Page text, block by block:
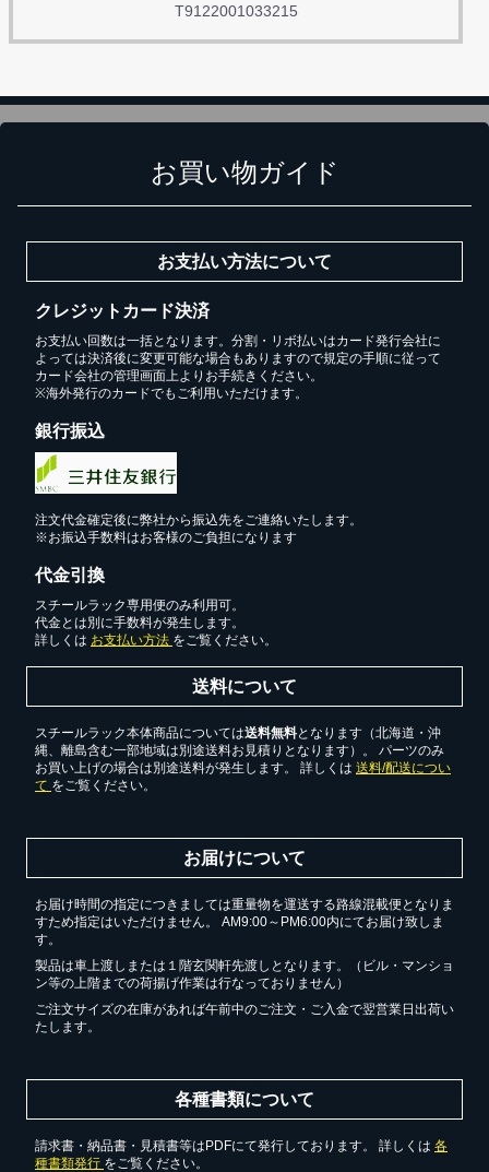
T9122001033215
お買い物ガイド
お支払い方法について
クレジットカード決済
お支払い回数は一括となります。分割・リボ払いはカード発行会社に
よっては決済後に変更可能な場合もありますので規定の手順に従って
カード会社の管理画面上よりお手続きください。
※海外発行のカードでもご利用いただけます。
銀行振込
注文代金確定後に弊社から振込先をご連絡いたします。
※お振込手数料はお客様のご負担になります
代金引換
スチールラック専用便のみ利用可。
代金とは別に手数料が発生します。
詳しくは お支払い方法 をご覧ください。
送料について
スチールラック本体商品については送料無料となります（北海道・沖
縄、離島含む一部地域は別途送料お見積りとなります）。 パーツのみ
お買い上げの場合は別途送料が発生します。 詳しくは 送料/配送につい
て をご覧ください。
お届けについて
お届け時間の指定につきましては重量物を運送する路線混載便となりま
すため指定はいただけません。 AM9:00～PM6:00内にてお届け致しま
す。
製品は車上渡しまたは１階玄関軒先渡しとなります。（ビル・マンショ
ン等の上階までの荷揚げ作業は行なっておりません）
ご注文サイズの在庫があれば午前中のご注文・ご入金で翌営業日出荷い
たします。
各種書類について
請求書・納品書・見積書等はPDFにて発行しております。 詳しくは 各
種書類発行 をご覧ください。